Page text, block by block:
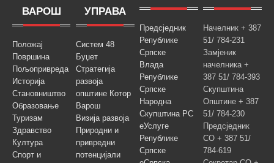
ВАРОШ
Положај
Површина
Пољопривреда
Историја
Становништво
Образовање
Туризам
Здравство
Култура
Спорт и
УПРАВА
Систем 48
Буџет
Стратегија
развоја
општине Котор
Варош
Визија развоја
Природни и
привредни
потенцијали
Предсједник
Републике
Српске
Влада
Републике
Српске
Народна
Скупштина РС
еУслуге
Републике
Српске
Начелник + 387
51/ 784-231
Замјеник
начелника +
387 51/ 784-393
Скупштина
Општине + 387
51/ 784-230
Предсједник
СО + 387 51/
784-619